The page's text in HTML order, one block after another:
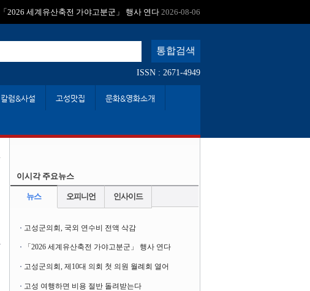
「2026 세계유산축전 가야고분군」 행사 연다 2026-08-06
ISSN : 2671-4949
칼럼&사설 고성맛집 문화&영화소개
이시각 주요뉴스
뉴스 오피니언 인사이드
고성군의회, 국외 연수비 전액 삭감
「2026 세계유산축전 가야고분군」 행사 연다
고성군의회, 제10대 의회 첫 의원 월례회 열어
고성 여행하면 비용 절반 돌려받는다